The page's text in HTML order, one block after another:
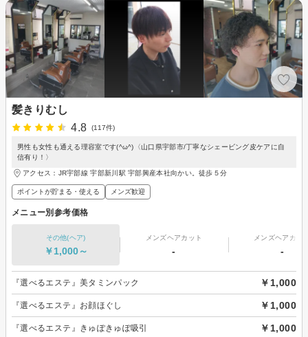
髪きりむし
4.8
(117件)
男性も女性も通える理容室です(^ω^)〈山口県宇部市/丁寧なシェービング皮ケアに自
信有り！〉
アクセス：JR宇部線 宇部新川駅 宇部興産本社向かい。徒歩５分
ポイントが貯まる・使える メンズ歓迎
メニュー別参考価格
その他(ヘア)
￥1,000～
メンズヘアカット
-
メンズヘアカラ
-
『選べるエステ』美タミンパック ￥1,000
『選べるエステ』お顔ほぐし ￥1,000
『選べるエステ』きゅぽきゅぽ吸引 ￥1,000